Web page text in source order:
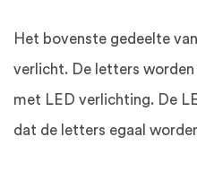
Het bovenste gedeelte
verlicht. De letters
met LED verlichting. De
dat de letters egaal